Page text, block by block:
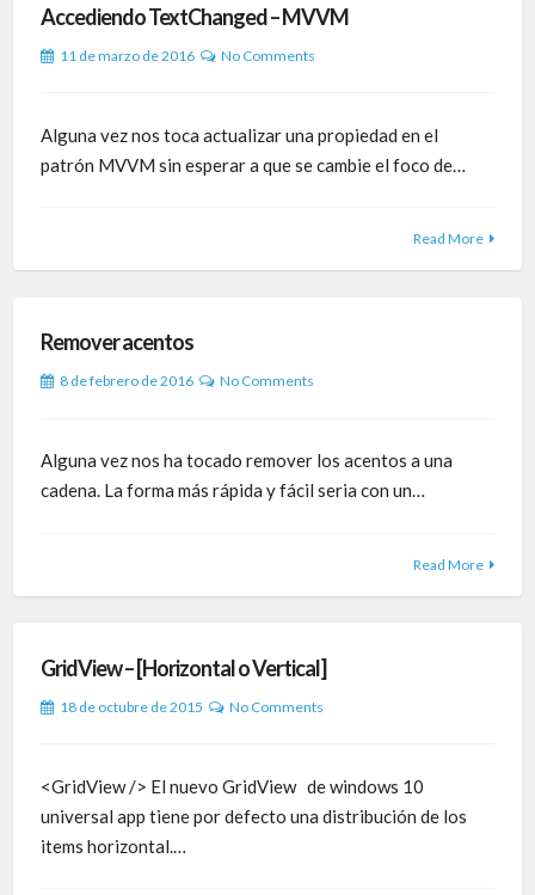
Accediendo TextChanged – MVVM
11 de marzo de 2016 No Comments
Alguna vez nos toca actualizar una propiedad en el
patrón MVVM sin esperar a que se cambie el foco de…
Read More
Remover acentos
8 de febrero de 2016 No Comments
Alguna vez nos ha tocado remover los acentos a una
cadena. La forma más rápida y fácil seria con un…
Read More
GridView – [Horizontal o Vertical]
18 de octubre de 2015 No Comments
<GridView /> El nuevo GridView de windows 10
universal app tiene por defecto una distribución de los
items horizontal.…